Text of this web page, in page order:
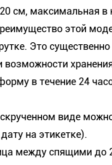
см, максимальная в
этой
Это существенно
возможности
в течение 24
виде
на этикетке).
между спящими до